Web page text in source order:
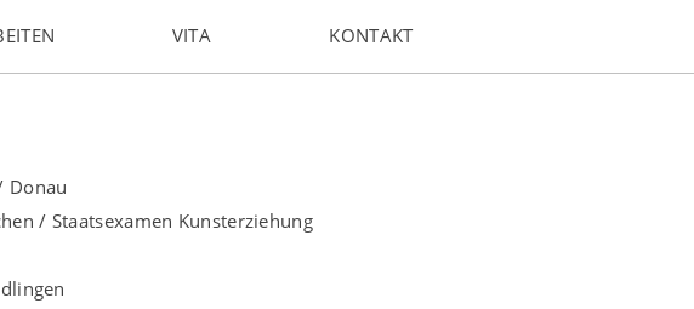
VITA KONTAKT
Donau
/ Staatsexamen Kunsterziehung